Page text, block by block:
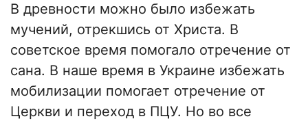
В древности можно было избежать
мучений, отрекшись от Христа. В
советское время помогало отречение от
сана. В наше время в Украине избежать
мобилизации помогает отречение от
Церкви и переход в ПЦУ. Но во все